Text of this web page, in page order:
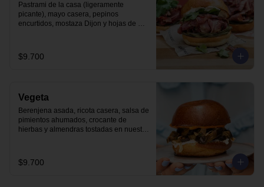
Pastrami de la casa (ligeramente
picante), mayo casera, pepinos
encurtidos, mostaza Dijon y hojas de
$9.700
Vegeta
Berenjena asada, ricota casera, salsa de
pimientos ahumados, crocante de
hierbas y almendras tostadas en nuestro
$9.700